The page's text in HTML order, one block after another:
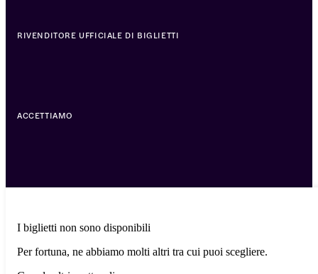
ACCETTIAMO
RIVENDITORE UFFICIALE DI BIGLIETTI
I biglietti non sono disponibili
Per fortuna, ne abbiamo molti altri tra cui puoi scegliere.